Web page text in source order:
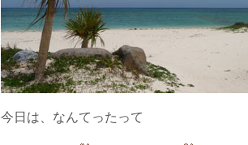
今日は、なんてったって